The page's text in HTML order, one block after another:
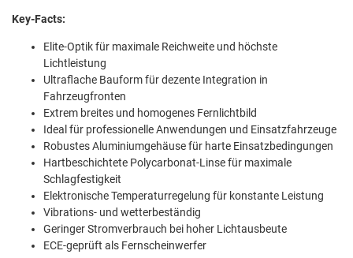
Key-Facts:
Elite-Optik für maximale Reichweite und höchste
Lichtleistung
Ultraflache Bauform für dezente Integration in
Fahrzeugfronten
Extrem breites und homogenes Fernlichtbild
Ideal für professionelle Anwendungen und Einsatzfahrzeuge
Robustes Aluminiumgehäuse für harte Einsatzbedingungen
Hartbeschichtete Polycarbonat-Linse für maximale
Schlagfestigkeit
Elektronische Temperaturregelung für konstante Leistung
Vibrations- und wetterbeständig
Geringer Stromverbrauch bei hoher Lichtausbeute
ECE-geprüft als Fernscheinwerfer